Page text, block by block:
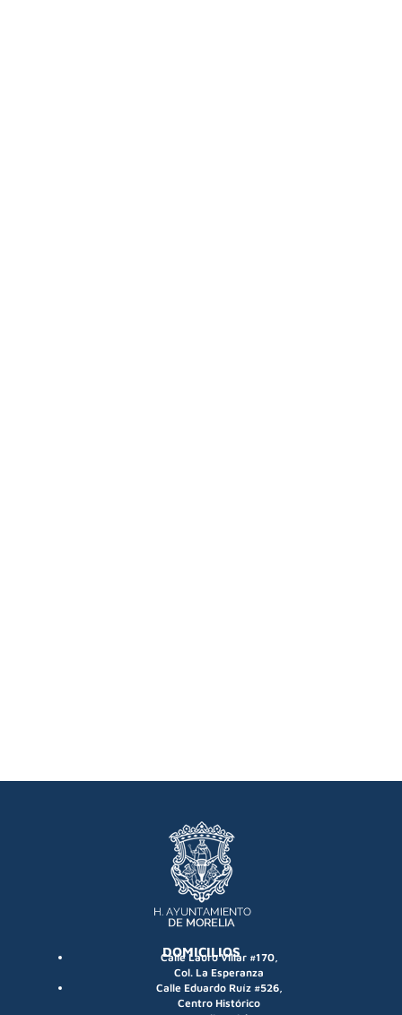
DOMICILIOS
Calle Lauro Villar #170,
Col. La Esperanza
Calle Eduardo Ruíz #526,
Centro Histórico